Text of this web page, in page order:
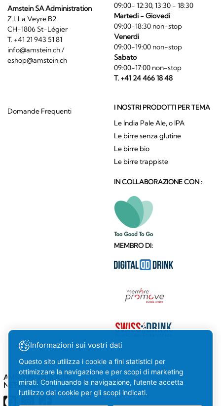
Amstein SA Administration
Z.I. La Veyre B2
CH-1806 St-Légier
T. +41 21 943 51 81
info@amstein.ch/
eshop@amstein.ch
09:00- 12:30, 13:30 - 18:30
Martedi - Giovedi
09:00-18:30 non-stop
Venerdi
09:00-19:00 non-stop
Sabato
09:00-17:00 non-stop
T. +41 24 466 18 48
Domande Frequenti I NOSTRI PRODOTTI PER TEMA
Le India Pale Ale, o IPA
Le birre senza glutine
Le birre bio
Le birre trappiste
IN COLLABORAZIONE CON :
MEMBRO DI:
AMSTEIN SUI SOCIAL
NETWORK
Informazioni sui vostri dati
Questo sito utilizza i cookie a fini statistici per
ottimizzare la navigazione e per scopi di marketing
mirati. Continuando la navigazione, l’utente accetta
l’utilizzo dei cookie per gli scopi indicati.